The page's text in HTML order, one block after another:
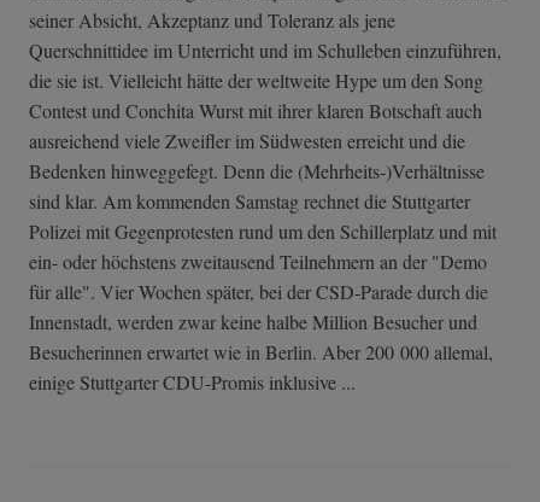
seiner Absicht, Akzeptanz und Toleranz als jene
Querschnittidee im Unterricht und im Schulleben einzuführen,
die sie ist. Vielleicht hätte der weltweite Hype um den Song
Contest und Conchita Wurst mit ihrer klaren Botschaft auch
ausreichend viele Zweifler im Südwesten erreicht und die
Bedenken hinweggefegt. Denn die (Mehrheits-)Verhältnisse
sind klar. Am kommenden Samstag rechnet die Stuttgarter
Polizei mit Gegenprotesten rund um den Schillerplatz und mit
ein- oder höchstens zweitausend Teilnehmern an der "Demo
für alle". Vier Wochen später, bei der CSD-Parade durch die
Innenstadt, werden zwar keine halbe Million Besucher und
Besucherinnen erwartet wie in Berlin. Aber 200 000 allemal,
einige Stuttgarter CDU-Promis inklusive ...